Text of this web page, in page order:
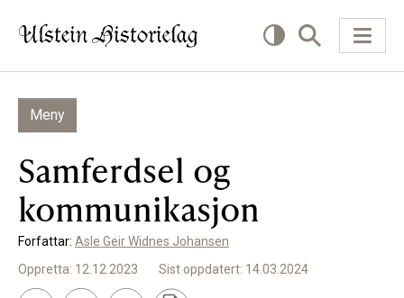
KVA VIL DU LESE OM?
Kultur
Næring
Offentlig
Personar
Meny
Samferdsel og
kommunikasjon
Forfattar: Asle Geir Widnes Johansen
Oppretta: 12.12.2023
Sist oppdatert: 14.03.2024